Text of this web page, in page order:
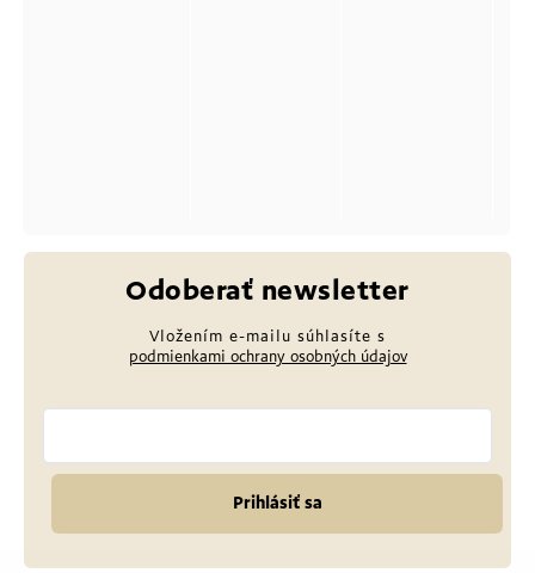
Odoberať newsletter
Vložením e-mailu súhlasíte s
podmienkami ochrany osobných údajov
Prihlásiť sa